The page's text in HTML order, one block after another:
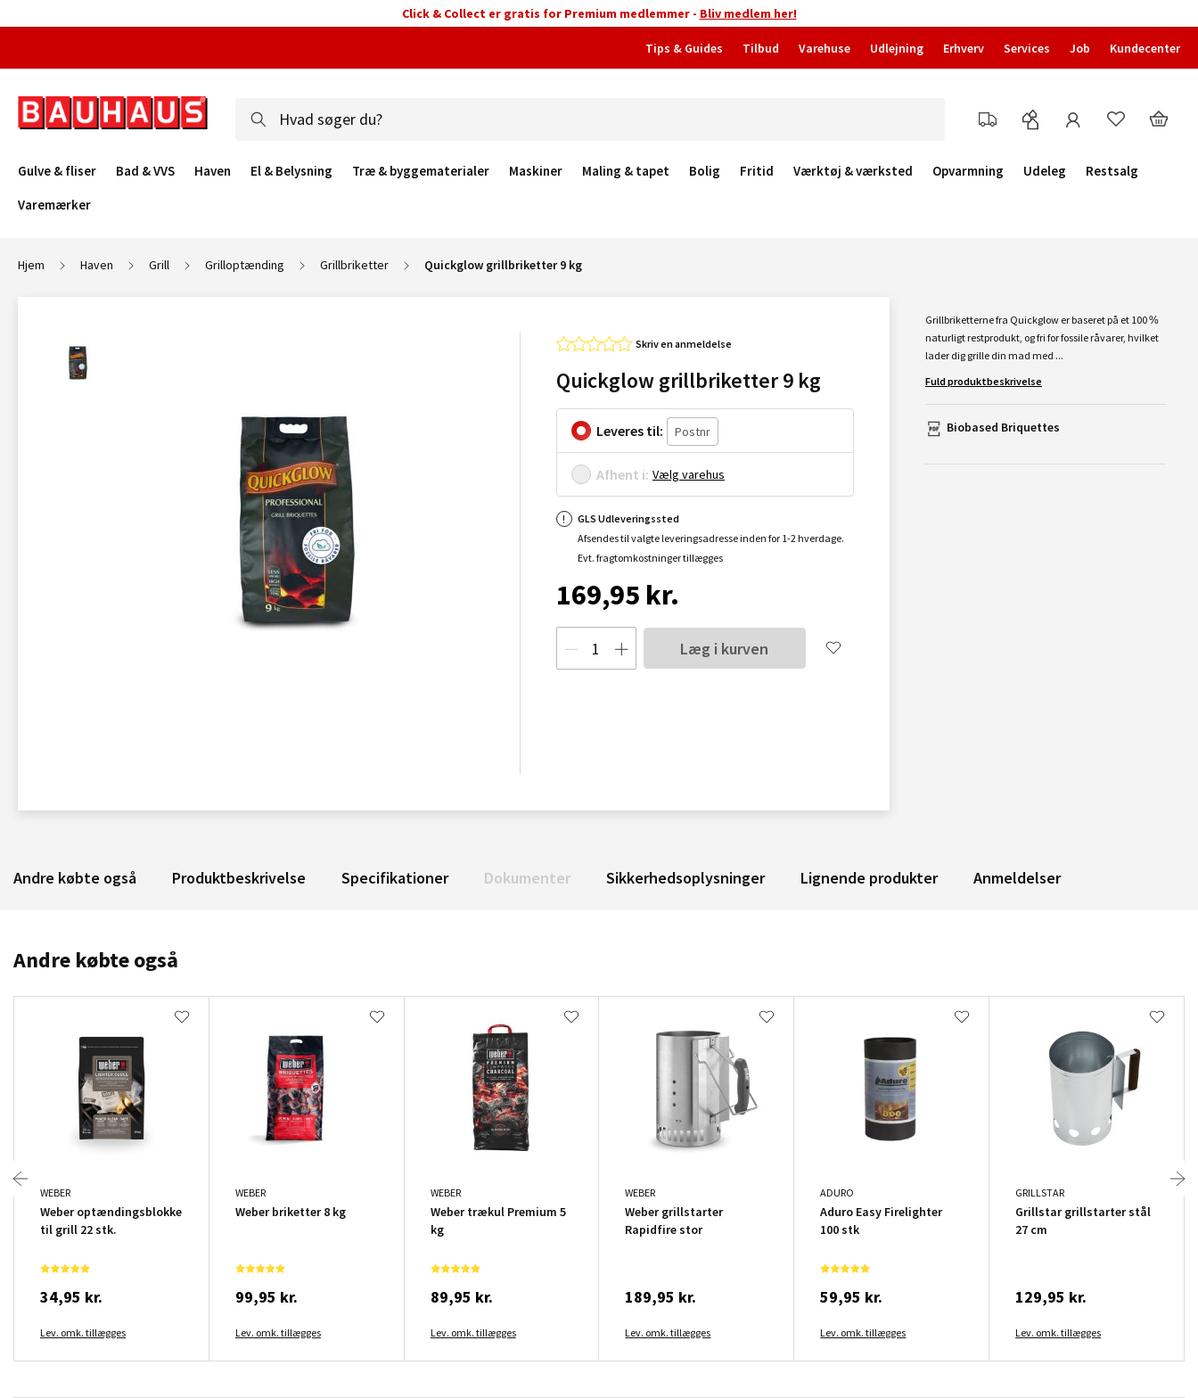
Click & Collect er gratis for Premium medlemmer - Bliv medlem her!
Tips & Guides Tilbud Varehuse Udlejning Erhverv Services Job Kundecenter
Gulve & fliser Bad & VVS Haven El & Belysning Træ & byggematerialer Maskiner Maling & tapet Bolig Fritid Værktøj & værksted Opvarmning Udeleg
Restsalg
Varemærker
Hjem Haven Grill Grilloptænding Grillbriketter Quickglow grillbriketter 9 kg
Skriv en anmeldelse
Quickglow grillbriketter 9 kg
Leveres til:
Afhent i: Vælg varehus
GLS Udleveringssted
Afsendes til valgte leveringsadresse inden for 1-2 hverdage.
Evt. fragtomkostninger tillægges
169,95 kr.
Læg i kurven
Grillbriketterne fra Quickglow er baseret på et 100 %
naturligt restprodukt, og fri for fossile råvarer, hvilket
lader dig grille din mad med ...
Fuld produktbeskrivelse
Biobased Briquettes
Andre købte også Produktbeskrivelse Specifikationer Dokumenter Sikkerhedsoplysninger Lignende produkter Anmeldelser
Andre købte også
WEBER
Weber optændingsblokke
til grill 22 stk.
34,95 kr.
Lev. omk. tillægges
WEBER
Weber briketter 8 kg
99,95 kr.
Lev. omk. tillægges
WEBER
Weber trækul Premium 5
kg
89,95 kr.
Lev. omk. tillægges
WEBER
Weber grillstarter
Rapidfire stor
189,95 kr.
Lev. omk. tillægges
ADURO
Aduro Easy Firelighter
100 stk
59,95 kr.
Lev. omk. tillægges
GRILLSTAR
Grillstar grillstarter stål
27 cm
129,95 kr.
Lev. omk. tillægges